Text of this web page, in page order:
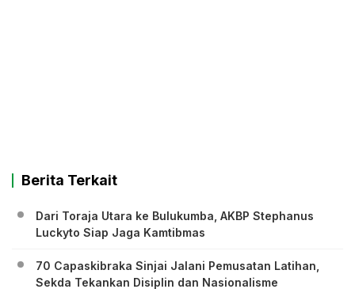
Berita Terkait
Dari Toraja Utara ke Bulukumba, AKBP Stephanus
Luckyto Siap Jaga Kamtibmas
70 Capaskibraka Sinjai Jalani Pemusatan Latihan,
Sekda Tekankan Disiplin dan Nasionalisme